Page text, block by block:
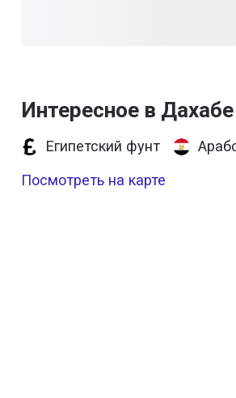
Интересное в Дахабе
Египетский фунт
Посмотреть на карте